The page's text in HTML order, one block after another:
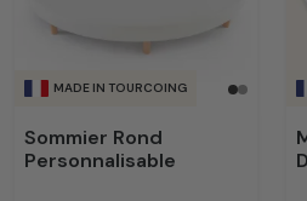
MADE IN TOURCOING
Sommier Rond
Personnalisable